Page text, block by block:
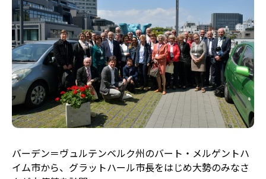
バーデン＝ヴュルテンベルク州のバート・メルゲントハ
イム市から、グラットハール市長をはじめ大勢のみなさ